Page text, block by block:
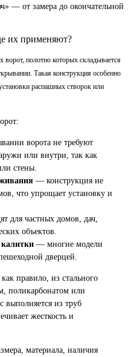
— от замера до окончательной
их применяют?
полотно которых складывается
Такая конструкция особенно
распашных створок или
ворота не требуют
или внутри, так как
стены.
— конструкция не
что упрощает установку и
для частных домов, дач,
объектов.
— многие модели
дверцей.
правило, из стального
поликарбонатом или
выполняется из труб
жесткость и
материала, наличия